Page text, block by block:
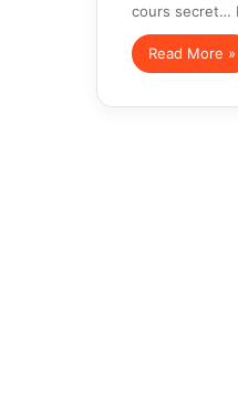
cours secret…
Read More »